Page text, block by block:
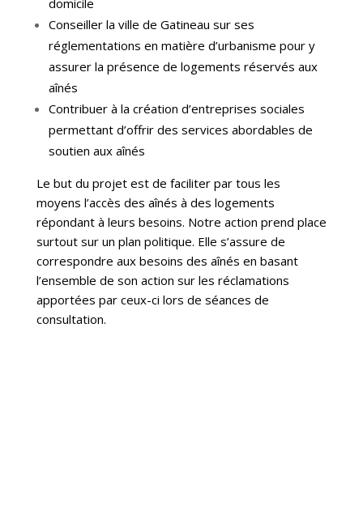
domicile
Conseiller la ville de Gatineau sur ses
réglementations en matière d’urbanisme pour y
assurer la présence de logements réservés aux
aînés
Contribuer à la création d’entreprises sociales
permettant d’offrir des services abordables de
soutien aux aînés
Le but du projet est de faciliter par tous les
moyens l’accès des aînés à des logements
répondant à leurs besoins. Notre action prend place
surtout sur un plan politique. Elle s’assure de
correspondre aux besoins des aînés en basant
l’ensemble de son action sur les réclamations
apportées par ceux-ci lors de séances de
consultation.